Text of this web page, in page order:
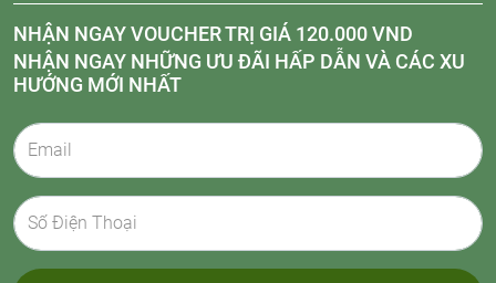
NHẬN NGAY VOUCHER TRỊ GIÁ 120.000 VND
NHẬN NGAY NHỮNG ƯU ĐÃI HẤP DẪN VÀ CÁC XU
HƯỚNG MỚI NHẤT